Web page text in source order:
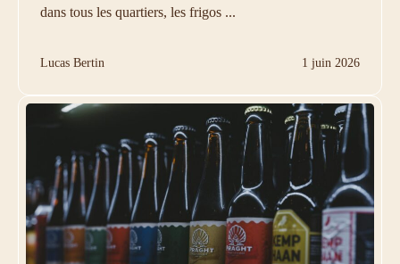
dans tous les quartiers, les frigos ...
Lucas Bertin 1 juin 2026